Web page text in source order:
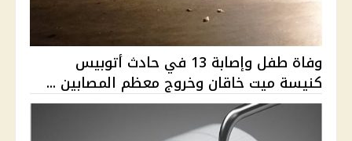
وفاة طفل وإصابة 13 في حادث أتوبيس
كنيسة ميت خاقان وخروج معظم المصابين ...